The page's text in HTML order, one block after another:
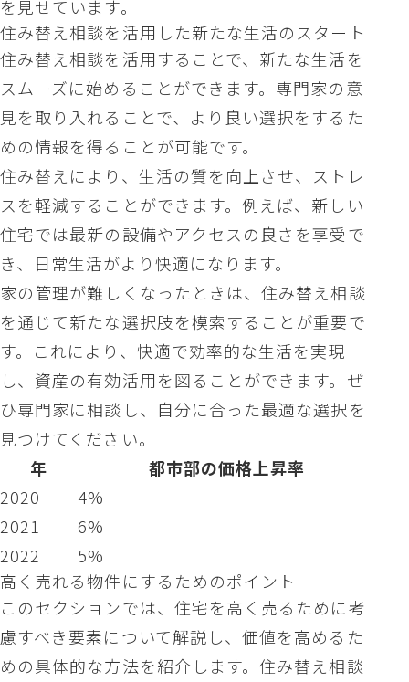
を見せています。
住み替え相談を活用した新たな生活のスタート
住み替え相談を活用することで、新たな生活を
スムーズに始めることができます。専門家の意
見を取り入れることで、より良い選択をするた
めの情報を得ることが可能です。
住み替えにより、生活の質を向上させ、ストレ
スを軽減することができます。例えば、新しい
住宅では最新の設備やアクセスの良さを享受で
き、日常生活がより快適になります。
家の管理が難しくなったときは、住み替え相談
を通じて新たな選択肢を模索することが重要で
す。これにより、快適で効率的な生活を実現
し、資産の有効活用を図ることができます。ぜ
ひ専門家に相談し、自分に合った最適な選択を
見つけてください。
年
都市部の価格上昇率
2020
4%
2021
6%
2022
5%
高く売れる物件にするためのポイント
このセクションでは、住宅を高く売るために考
慮すべき要素について解説し、価値を高めるた
めの具体的な方法を紹介します。住み替え相談